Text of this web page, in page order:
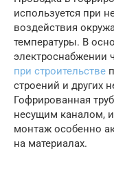
используется при
воздействия
температуры. В
электроснабжении
при строительстве
строений и других
Гофрированная
несущим каналом,
монтаж особенно
на материалах.